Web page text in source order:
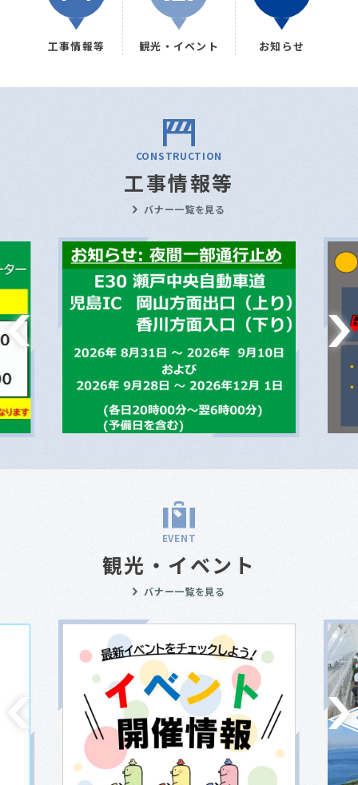
工事情報等 観光・イベント お知らせ
CONSTRUCTION
工事情報等
バナー一覧を見る
EVENT
観光・イベント
バナー一覧を見る